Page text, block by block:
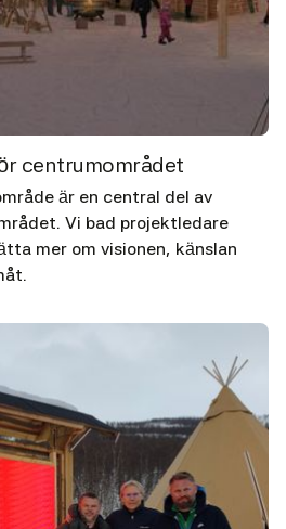
centrumområdet
är en central del av
Vi bad projektledare
mer om visionen, känslan